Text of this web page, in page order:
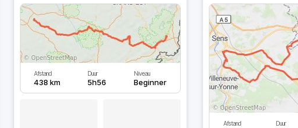
Afstand
438 km
Duur
5h56
Niveau
Beginner
Afstand Duur